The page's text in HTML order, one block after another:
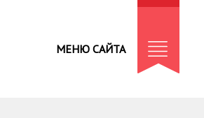
МЕНЮ САЙТА